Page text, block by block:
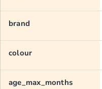
brand
colour
age_max_months